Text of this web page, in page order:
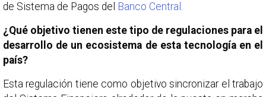
de Sistema de Pagos del Banco Central .
¿Qué objetivo tienen este tipo de regulaciones para el
desarrollo de un ecosistema de esta tecnología en el
país?
Esta regulación tiene como objetivo sincronizar el trabajo